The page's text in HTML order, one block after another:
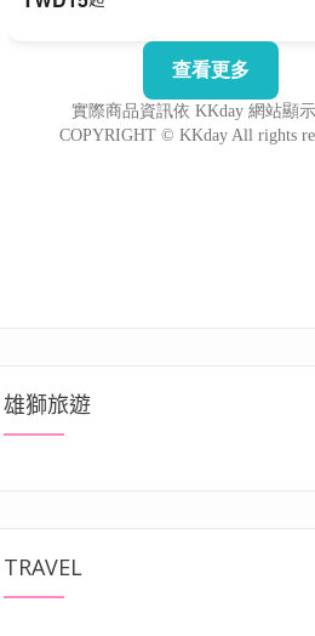
繪超好拍，周邊還有機會遇到野生水獺出沒”
雄獅旅遊
TRAVEL